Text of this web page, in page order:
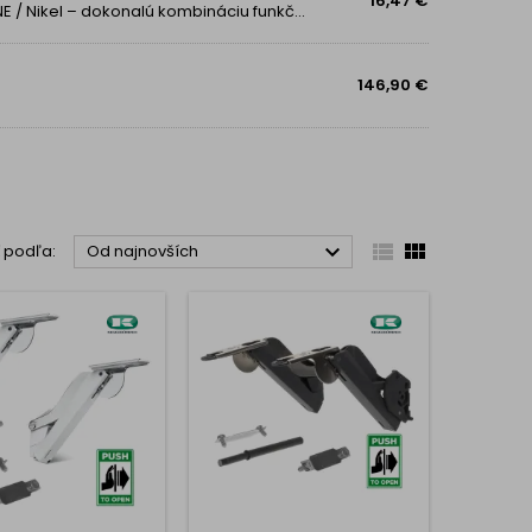
Predstavujeme vám Výklopný mechanizmus ALTIUS ONE / Nikel – dokonalú kombináciu funkčnosti, precíznosti a moderného dizajnu. Ak hľadáte spoľahlivé riešenie pre výklopné dvierka z dreva alebo hliníka, ktoré optimalizuje priestor a prináša maximálnu...
146,90 €
podľa: Od najnovších   